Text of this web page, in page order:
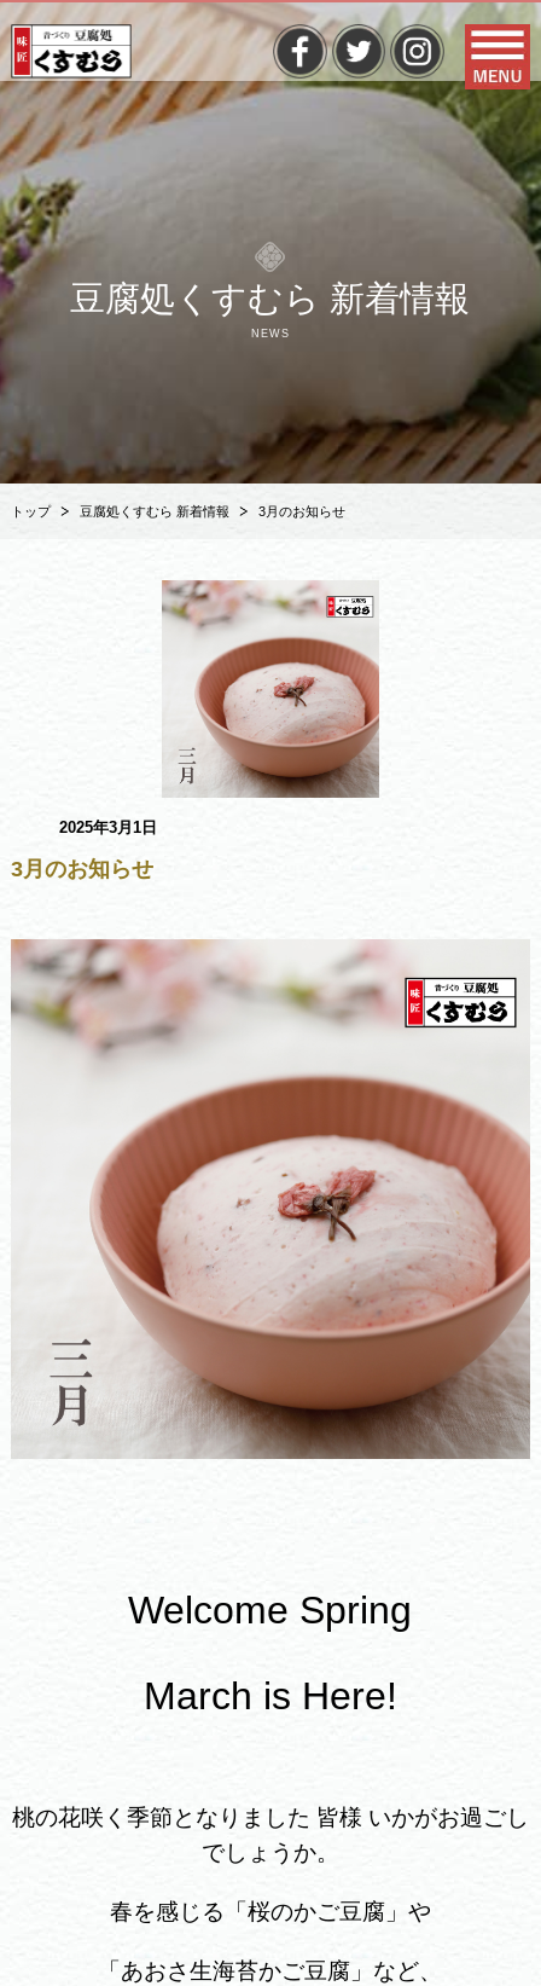
豆腐処くすむら 新着情報
NEWS
トップ 豆腐処くすむら 新着情報 3月のお知らせ
2025年3月1日
3月のお知らせ
Welcome Spring
March is Here!
桃の花咲く季節となりました 皆様 いかがお過ごし
でしょうか。
春を感じる「桜のかご豆腐」や
「あおさ生海苔かご豆腐」など、